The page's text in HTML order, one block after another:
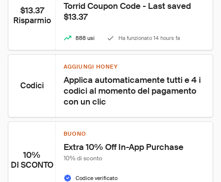
$13.37
Risparmio
Torrid Coupon Code - Last saved
$13.37
888 usi Ha funzionato 14 hours fa
Codici
AGGIUNGI HONEY
Applica automaticamente tutti e 4 i
codici al momento del pagamento
con un clic
10%
DI SCONTO
BUONO
Extra 10% Off In-App Purchase
10% di sconto
Codice verificato